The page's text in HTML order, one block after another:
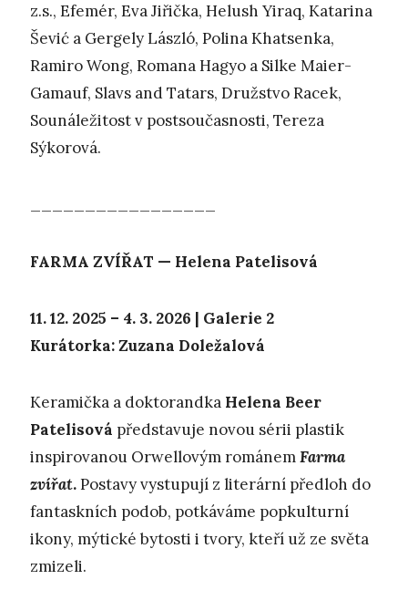
z.s., Efemér, Eva Jiřička, Helush Yiraq, Katarina
Šević a Gergely László, Polina Khatsenka,
Ramiro Wong, Romana Hagyo a Silke Maier-
Gamauf, Slavs and Tatars, Družstvo Racek,
Sounáležitost v postsoučasnosti, Tereza
Sýkorová.
FARMA ZVÍŘAT — Helena Patelisová
11. 12. 2025 – 4. 3. 2026 | Galerie 2
Kurátorka: Zuzana Doležalová
Keramička a doktorandka Helena Beer
Patelisová představuje novou sérii plastik
inspirovanou Orwellovým románemFarma
zvířat.Postavy vystupují z literární předloh do
fantaskních podob, potkáváme popkulturní
ikony, mýtické bytosti i tvory, kteří už ze světa
zmizeli.